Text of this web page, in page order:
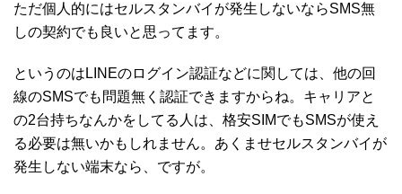
ただ個人的にはセルスタンバイが発生しないならSMS無
しの契約でも良いと思ってます。
というのはLINEのログイン認証などに関しては、他の回
線のSMSでも問題無く認証できますからね。キャリアと
の2台持ちなんかをしてる人は、格安SIMでもSMSが使え
る必要は無いかもしれません。あくませセルスタンバイが
発生しない端末なら、ですが。